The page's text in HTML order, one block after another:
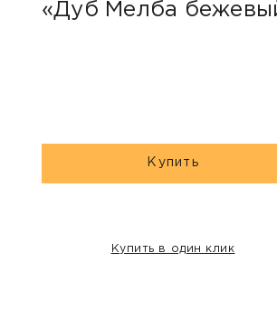
«Дуб Мелба
Купить
Купить в один клик